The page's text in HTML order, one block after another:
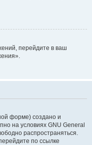
перейдите в ваш
форме) создано и
на условиях GNU General
распространяться.
по ссылке